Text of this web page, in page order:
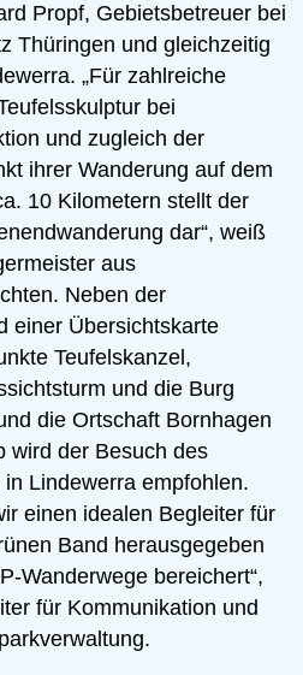
Propf, Gebietsbetreuer bei
Thüringen und gleichzeitig
„Für zahlreiche
bei
und zugleich der
ihrer Wanderung auf dem
10 Kilometern stellt der
dar“, weiß
aus
Neben der
einer Übersichtskarte
Teufelskanzel,
und die Burg
die Ortschaft Bornhagen
wird der Besuch des
Lindewerra empfohlen.
einen idealen Begleiter für
Band herausgegeben
Wanderwege bereichert“,
für Kommunikation und